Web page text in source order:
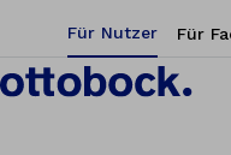
Für Nutzer Für